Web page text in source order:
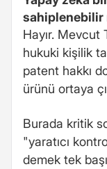
sahiplenebilir
Hayır. Mevcut
hukuki kişilik
patent hakkı
ürünü ortaya
Burada kritik
"yaratıcı
demek tek